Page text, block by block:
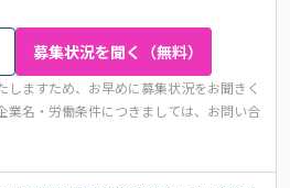
募集状況を聞く（無料）
しますため、お早めに募集状況をお聞きく
業名・労働条件につきましては、お問い合